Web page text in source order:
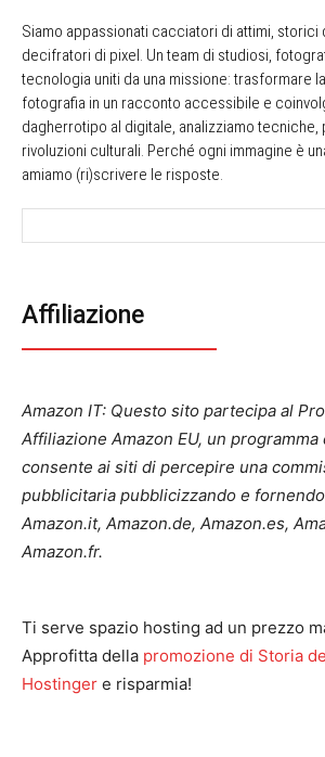
Siamo appassionati cacciatori di attimi, storici
decifratori di pixel. Un team di studiosi,
tecnologia uniti da una missione: trasformare
fotografia in un racconto accessibile e
dagherrotipo al digitale, analizziamo tecniche,
rivoluzioni culturali. Perché ogni immagine è
amiamo (ri)scrivere le risposte.
Affiliazione
Amazon IT: Questo sito partecipa al
Affiliazione Amazon EU, un
consente ai siti di percepire una
pubblicitaria pubblicizzando e
Amazon.it, Amazon.de, Amazon.es,
Amazon.fr.
Ti serve spazio hosting ad un prezzo
Approfitta della promozione di Storia
Hostinger e risparmia!